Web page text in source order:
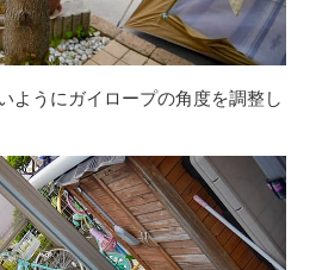
ようにガイロープの角度を調整し